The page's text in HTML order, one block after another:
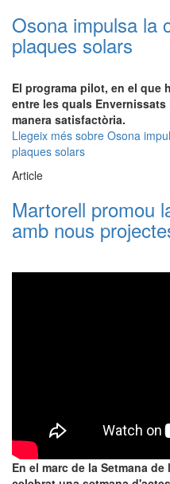
Osona impulsa la
plaques solars
El programa pilot, en el
entre les quals Envernissats
manera satisfactòria.
Llegeix més sobre Osona
plaques solars
Article
Martorell promou
amb nous
En el marc de la Setmana